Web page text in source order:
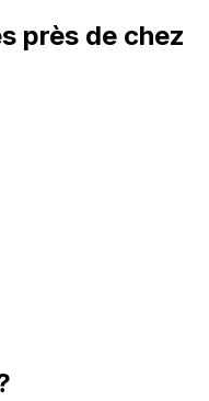
près de chez